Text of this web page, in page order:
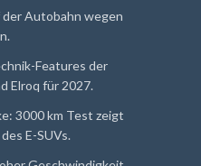
Autobahn wegen
Features der
Elroq für 2027.
3000 km Test zeigt
E-SUVs.